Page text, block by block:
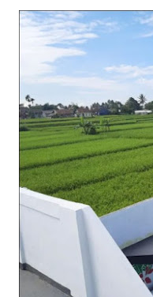
Family
Teknologi